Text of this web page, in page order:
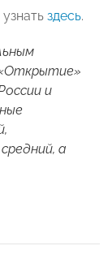
здесь.
и
а